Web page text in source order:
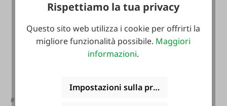
#FA133254
AKO Elettrificatore
Rispettiamo la tua privacy
Questo sito web utilizza i cookie per offrirti la
migliore funzionalità possibile. Maggiori
informazioni.
Impostazioni sulla privacy